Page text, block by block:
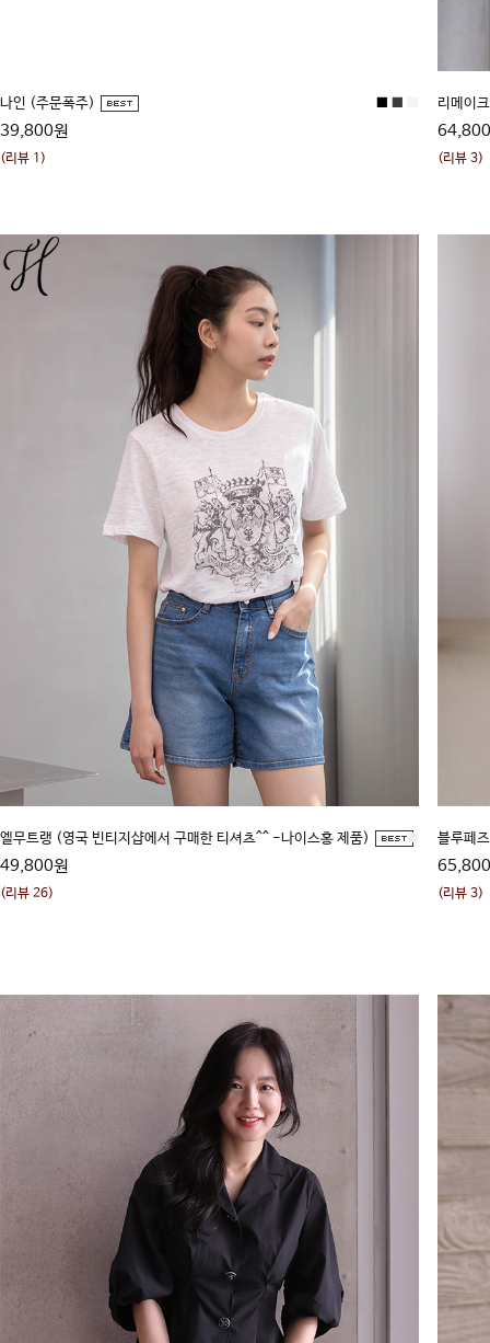
나인 (주문폭주)
39,800원
■ ■
(리뷰 1)
리메이
(리뷰 3)
엘무트랭 (영국 빈티지샵에서 구매한 티셔츠^^ -나이스홍 제품)
49,800원
■
(리뷰 26)
블루페
(리뷰 3)